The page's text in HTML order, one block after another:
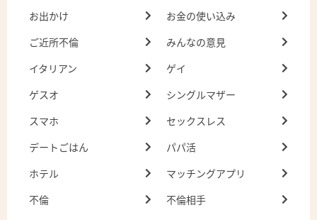
お出かけ
お金の使い込み
ご近所不倫
みんなの意見
イタリアン
ゲイ
ゲスオ
シングルマザー
スマホ
セックスレス
デートごはん
パパ活
ホテル
マッチングアプリ
不倫
不倫相手